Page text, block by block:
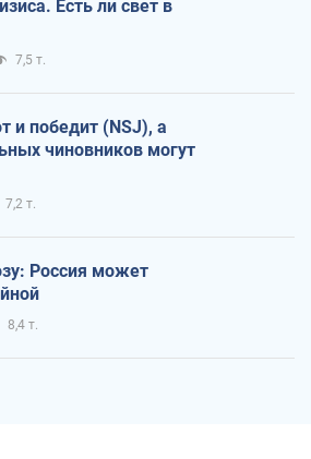
Есть ли свет в
7,5 т.
и победит (NSJ), а
чиновников могут
7,2 т.
Россия может
8,4 т.